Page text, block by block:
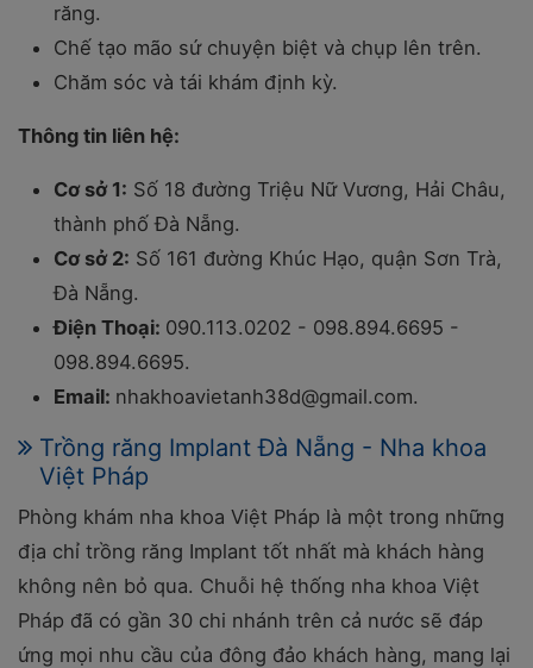
răng.
Chế tạo mão sứ chuyện biệt và chụp lên trên.
Chăm sóc và tái khám định kỳ.
Thông tin liên hệ:
Cơ sở 1: Số 18 đường Triệu Nữ Vương, Hải Châu,
thành phố Đà Nẵng.
Cơ sở 2: Số 161 đường Khúc Hạo, quận Sơn Trà,
Đà Nẵng.
Điện Thoại: 090.113.0202 - 098.894.6695 -
098.894.6695.
Email: nhakhoavietanh38d@gmail.com.
Trồng răng Implant Đà Nẵng - Nha khoa
Việt Pháp
Phòng khám nha khoa Việt Pháp là một trong những
địa chỉ trồng răng Implant tốt nhất mà khách hàng
không nên bỏ qua. Chuỗi hệ thống nha khoa Việt
Pháp đã có gần 30 chi nhánh trên cả nước sẽ đáp
ứng mọi nhu cầu của đông đảo khách hàng, mang lại